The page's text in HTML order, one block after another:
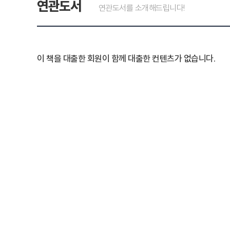
연관도서 연관도서를 소개해드립니다!
이 책을 대출한 회원이 함께 대출한 컨텐츠가 없습니다.